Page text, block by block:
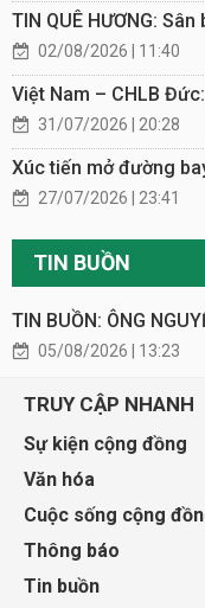
TIN QUÊ HƯƠNG: Sân
02/08/2026 | 11:40
Việt Nam – CHLB
31/07/2026 | 20:28
Xúc tiến mở đường
27/07/2026 | 23:41
TIN BUỒN
TIN BUỒN: ÔNG
05/08/2026 | 13:23
TRUY CẬP NHANH
Sự kiện cộng đồng
Văn hóa
Cuộc sống cộng
Thông báo
Tin buồn